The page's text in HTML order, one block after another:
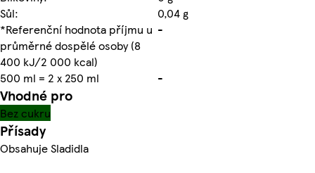
Sůl:
0,04 g
*Referenční hodnota příjmu u
průměrné dospělé osoby (8
400 kJ/2 000 kcal)
-
500 ml = 2 x 250 ml -
Vhodné pro
Bez cukru
Přísady
Obsahuje Sladidla